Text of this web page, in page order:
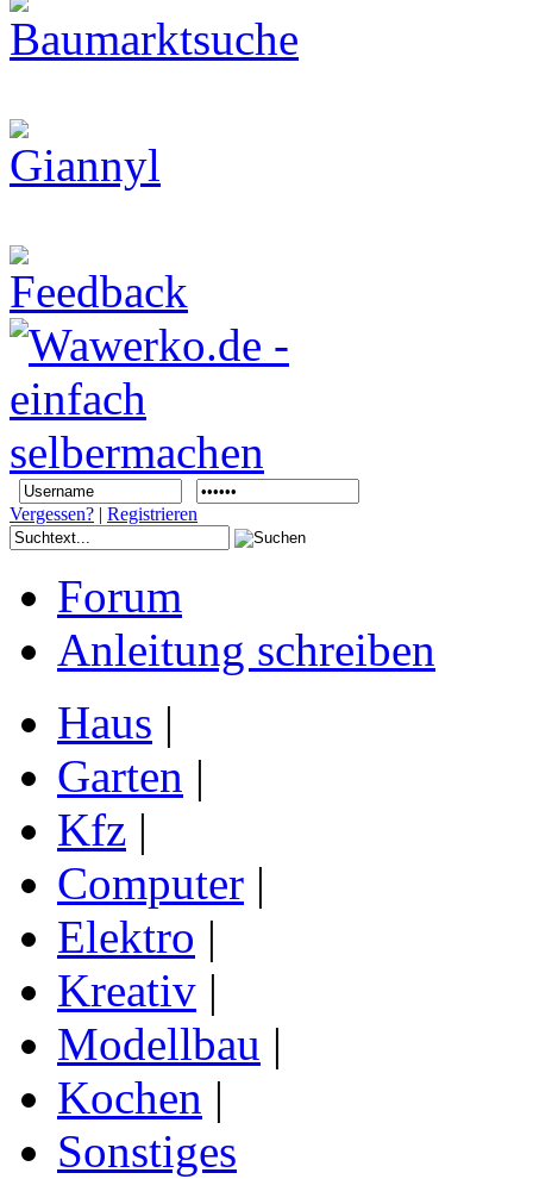
Vergessen? | Registrieren
Forum
Anleitung schreiben
Haus |
Garten |
Kfz |
Computer |
Elektro |
Kreativ |
Modellbau |
Kochen |
Sonstiges